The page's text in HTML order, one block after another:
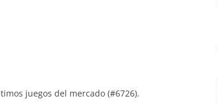
juegos del mercado (#6726).